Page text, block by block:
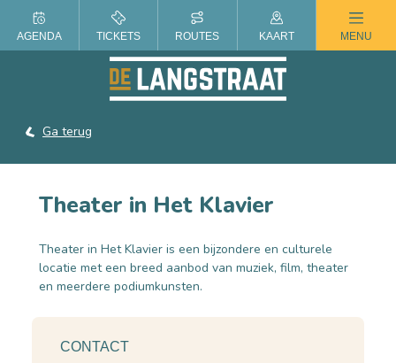
ZOMER IN DE LANGSTRAAT
Ga terug
Theater in Het Klavier
Theater in Het Klavier is een bijzondere en culturele
locatie met een breed aanbod van muziek, film, theater
en meerdere podiumkunsten.
CONTACT
AGENDA TICKETS ROUTES KAART MENU